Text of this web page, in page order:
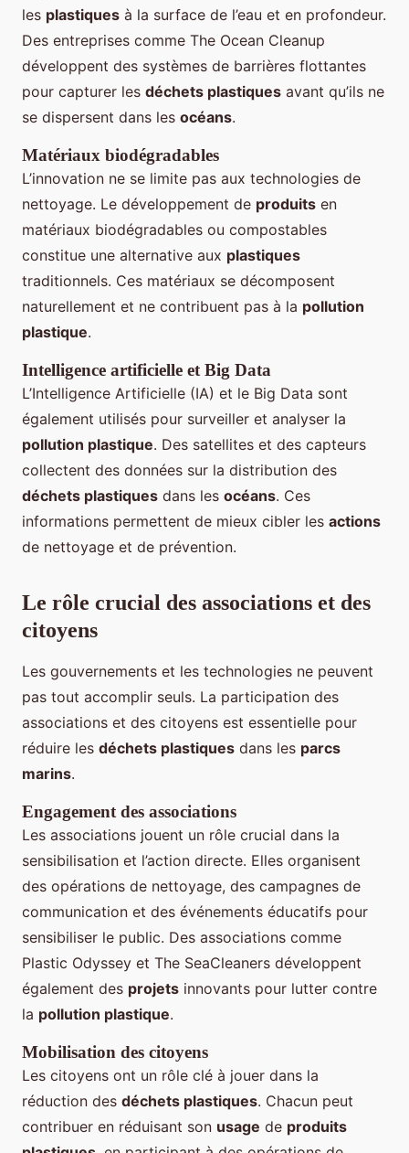
les plastiques à la surface de l’eau et en profondeur.
Des entreprises comme The Ocean Cleanup
développent des systèmes de barrières flottantes
pour capturer les déchets plastiques avant qu’ils ne
se dispersent dans les océans.
Matériaux biodégradables
L’innovation ne se limite pas aux technologies de
nettoyage. Le développement de produits en
matériaux biodégradables ou compostables
constitue une alternative aux plastiques
traditionnels. Ces matériaux se décomposent
naturellement et ne contribuent pas à la pollution
plastique.
Intelligence artificielle et Big Data
L’Intelligence Artificielle (IA) et le Big Data sont
également utilisés pour surveiller et analyser la
pollution plastique. Des satellites et des capteurs
collectent des données sur la distribution des
déchets plastiques dans les océans. Ces
informations permettent de mieux cibler les actions
de nettoyage et de prévention.
Le rôle crucial des associations et des
citoyens
Les gouvernements et les technologies ne peuvent
pas tout accomplir seuls. La participation des
associations et des citoyens est essentielle pour
réduire les déchets plastiques dans les parcs
marins.
Engagement des associations
Les associations jouent un rôle crucial dans la
sensibilisation et l’action directe. Elles organisent
des opérations de nettoyage, des campagnes de
communication et des événements éducatifs pour
sensibiliser le public. Des associations comme
Plastic Odyssey et The SeaCleaners développent
également des projets innovants pour lutter contre
la pollution plastique.
Mobilisation des citoyens
Les citoyens ont un rôle clé à jouer dans la
réduction des déchets plastiques. Chacun peut
contribuer en réduisant son usage de produits